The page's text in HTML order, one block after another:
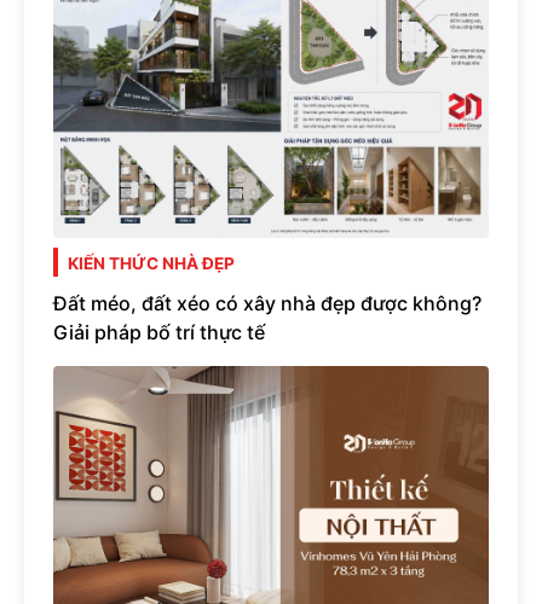
KIẾN THỨC NHÀ ĐẸP
Đất méo, đất xéo có xây nhà đẹp được không?
Giải pháp bố trí thực tế